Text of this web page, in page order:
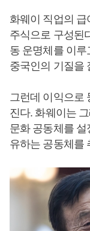
화웨이 직업의 급
주식으로 구성된
동 운명체를 이
중국인의 기질을
그런데 이익으로
진다. 화웨이는
문화 공동체를
유하는 공동체를